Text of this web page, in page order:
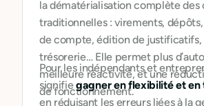
la dématérialisation complète des
traditionnelles : virements,
de compte, édition de justificatifs,
trésorerie… Elle permet plus
meilleure réactivité, et une
de fonctionnement.
Pour les indépendants et
signifiegagner en flexibilité et en
en réduisant les erreurs liées à la